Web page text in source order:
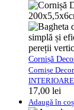
Cornișă
Cornișe
INTERIOARE
17,00 lei
Adaugă în coș